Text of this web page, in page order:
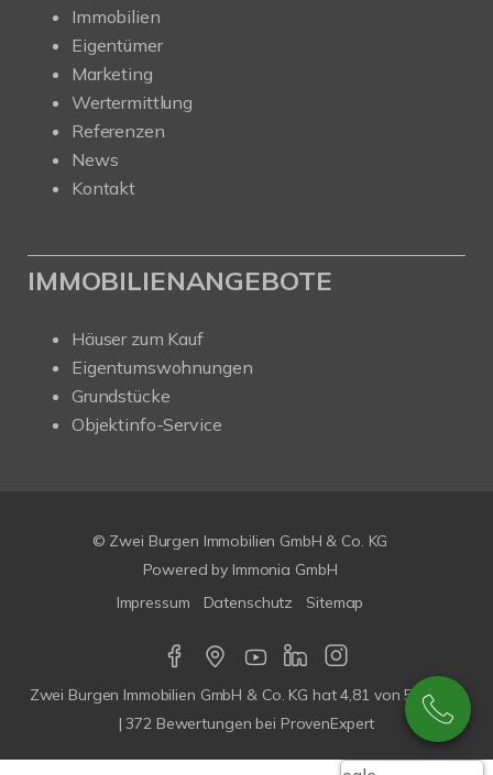
Immobilien
Eigentümer
Marketing
Wertermittlung
Referenzen
News
Kontakt
IMMOBILIENANGEBOTE
Häuser zum Kauf
Eigentumswohnungen
Grundstücke
Objektinfo-Service
© Zwei Burgen Immobilien GmbH & Co. KG
Powered by Immonia GmbH
Impressum
Datenschutz Sitemap
Zwei Burgen Immobilien GmbH & Co. KG hat4,81 von5Sterne
|372 Bewertungen bei ProvenExpert